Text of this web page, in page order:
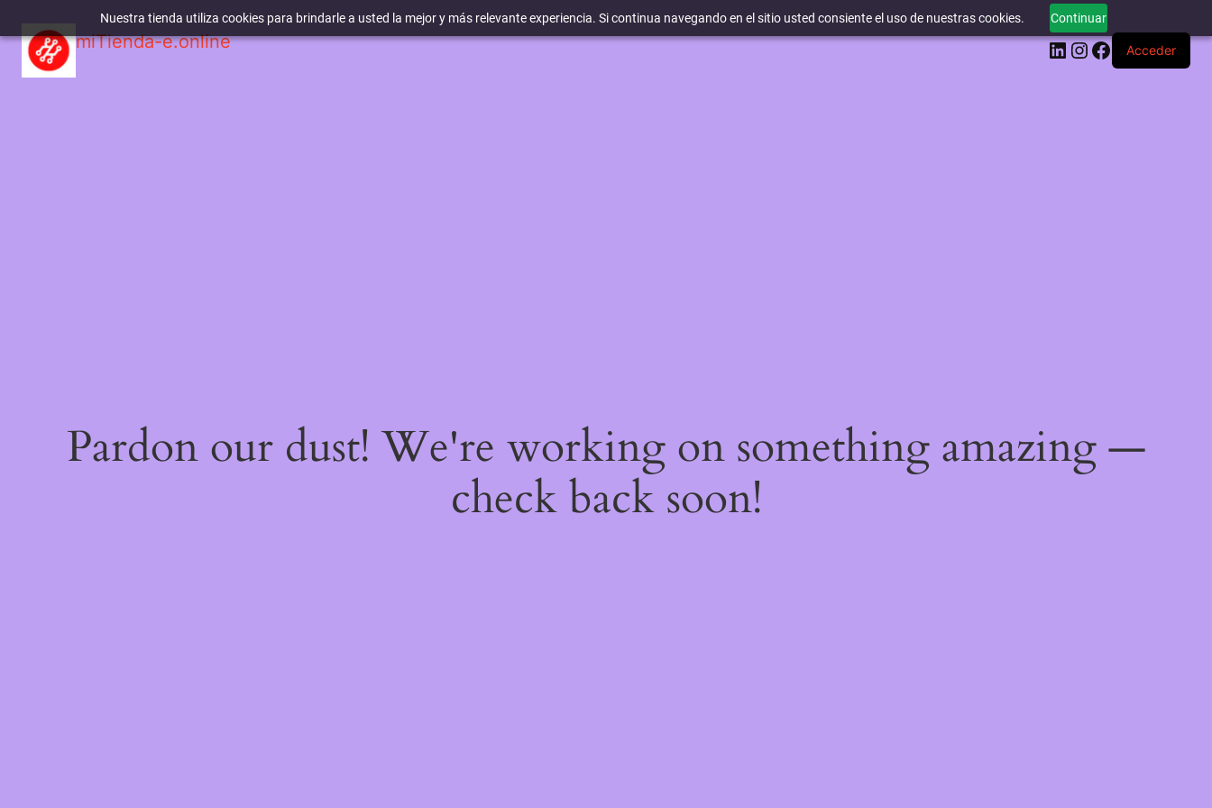
Nuestra tienda utiliza cookies para brindarle a usted la mejor y más relevante experiencia. Si continua navegando en el sitio usted consiente el uso de nuestras cookies. Continuar
miTienda-e.online LinkedIn
Instagram
Facebook
Acceder
Pardon our dust! We're working on something amazing —
check back soon!